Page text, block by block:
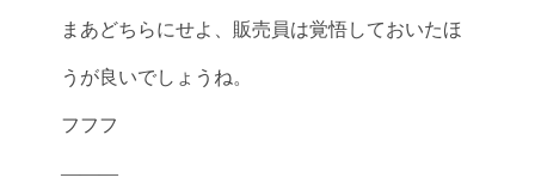
まあどちらにせよ、販売員は覚悟しておいたほ
うが良いでしょうね。
フフフ
———